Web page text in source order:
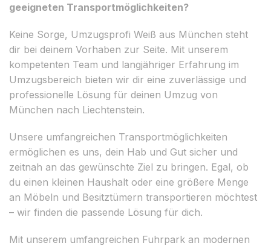
geeigneten Transportmöglichkeiten?
Keine Sorge, Umzugsprofi Weiß aus München steht
dir bei deinem Vorhaben zur Seite. Mit unserem
kompetenten Team und langjähriger Erfahrung im
Umzugsbereich bieten wir dir eine zuverlässige und
professionelle Lösung für deinen Umzug von
München nach Liechtenstein.
Unsere umfangreichen Transportmöglichkeiten
ermöglichen es uns, dein Hab und Gut sicher und
zeitnah an das gewünschte Ziel zu bringen. Egal, ob
du einen kleinen Haushalt oder eine größere Menge
an Möbeln und Besitztümern transportieren möchtest
– wir finden die passende Lösung für dich.
Mit unserem umfangreichen Fuhrpark an modernen